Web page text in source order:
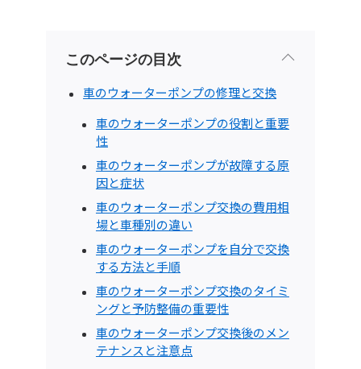
このページの目次
車のウォーターポンプの修理と交換
車のウォーターポンプの役割と重要
性
車のウォーターポンプが故障する原
因と症状
車のウォーターポンプ交換の費用相
場と車種別の違い
車のウォーターポンプを自分で交換
する方法と手順
車のウォーターポンプ交換のタイミ
ングと予防整備の重要性
車のウォーターポンプ交換後のメン
テナンスと注意点